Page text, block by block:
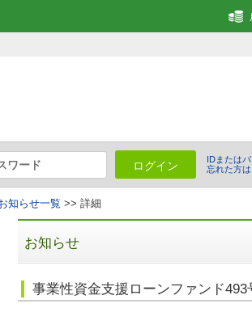
ログイン
IDまたは
忘れた方
知らせ一覧 >> 詳細
お知らせ
事業性資金支援ローンファンド